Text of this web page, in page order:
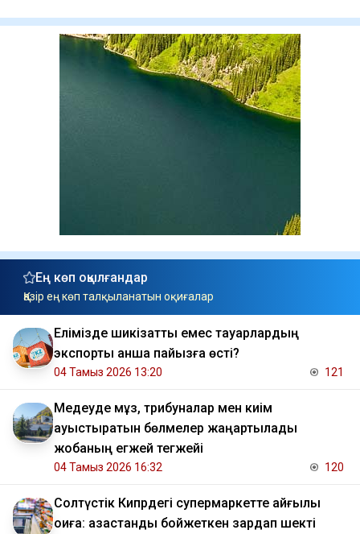
Ең көп оқылғандар
Қазір ең көп талқыланатын оқиғалар
Елімізде шикізаттық емес тауарлардың
экспорты қанша пайызға өсті?
04 Тамыз 2026 13:20 121
Медеуде мұз, трибуналар мен киім
ауыстыратын бөлмелер жаңартылады
жобаның егжей тегжейі
04 Тамыз 2026 16:32 120
Солтүстік Кипрдегі супермаркетте қайғылы
оқиға: қазақстандық бойжеткен зардап шекті